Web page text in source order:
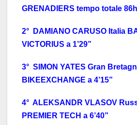
GRENADIERS tempo totale 86h
2° DAMIANO CARUSO Italia
VICTORIUS a 1’29”
3° SIMON YATES Gran
BIKEEXCHANGE a 4’15”
4° ALEKSANDR VLASOV
PREMIER TECH a 6’40”